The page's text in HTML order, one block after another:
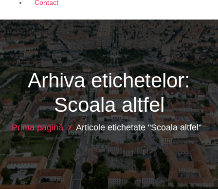
Contact
Arhiva etichetelor:
Scoala altfel
Prima pagină Articole etichetate "Scoala altfel"